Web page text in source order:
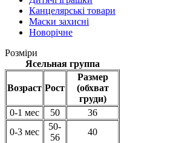
Канцелярські товари
Маски захисні
Новорічне
Розміри
Ясельная группа
Возраст Рост
Размер
(обхват
груди)
0-1 мес
50
36
0-3 мес
50-
56
40